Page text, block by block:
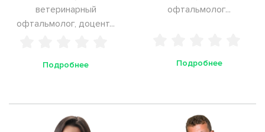
ветеринарный
офтальмолог, доцент...
Подробнее
офтальмолог...
Подробнее